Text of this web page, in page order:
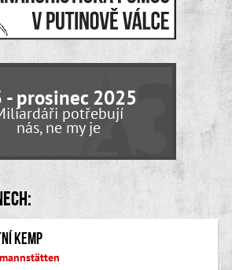
- prosinec 2025
potřebují
nás, ne my je
kemp